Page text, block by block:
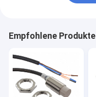
Empfohlene Produkte